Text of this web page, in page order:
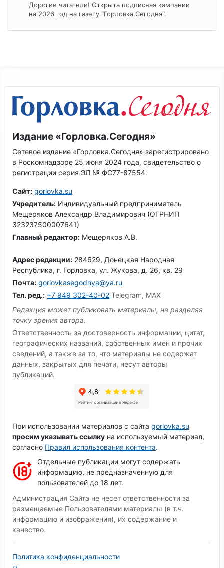
Дорогие читатели! Открыта подписная кампании
на 2026 год на газету "Горловка.Сегодня".
Издание «Горловка.Сегодня»
Сетевое издание «Горловка.Сегодня» зарегистрировано
в Роскомнадзоре 25 июня 2024 года, свидетельство о
регистрации серия ЭЛ № ФС77-87554.
Сайт: gorlovka.su
Учредитель: Индивидуальный предприниматель
Мещеряков Александр Владимирович (ОГРНИП
323237500007641)
Главный редактор: Мещеряков А.В.
Адрес редакции: 284629, Донецкая Народная
Республика, г. Горловка, ул. Жукова, д. 26, кв. 29
Почта: gorlovkasegodnya@ya.ru
Тел. ред.: +7 949 302-40-02 Telegram, MAX
Редакция может публиковать материалы, не разделяя
точку зрения автора.
Ответственность за достоверность информации, цитат,
географических названий, собственных имен и прочих
сведений, а также за то, что материалы не содержат
данных, закрытых для печати, несут авторы
публикаций.
При использовании материалов с сайта gorlovka.su
просим указывать ссылку на используемый материал,
согласно Правил использования контента.
Отдельные публикации могут содержать
информацию, не предназначенную для
пользователей до 18 лет.
Администрация Сайта не несет ответственности за
размещаемые Пользователями материалы (в т.ч.
информацию и изображения), их содержание и
качество.
Политика конфиденциальности